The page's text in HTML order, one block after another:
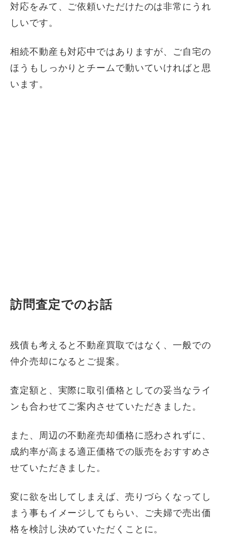
対応をみて、ご依頼いただけたのは非常にうれ
しいです。
相続不動産も対応中ではありますが、ご自宅の
ほうもしっかりとチームで動いていければと思
います。
訪問査定でのお話
残債も考えると不動産買取ではなく、一般での
仲介売却になるとご提案。
査定額と、実際に取引価格としての妥当なライ
ンも合わせてご案内させていただきました。
また、周辺の不動産売却価格に惑わされずに、
成約率が高まる適正価格での販売をおすすめさ
せていただきました。
変に欲を出してしまえば、売りづらくなってし
まう事もイメージしてもらい、ご夫婦で売出価
格を検討し決めていただくことに。